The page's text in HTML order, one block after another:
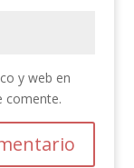
y web en
comente.